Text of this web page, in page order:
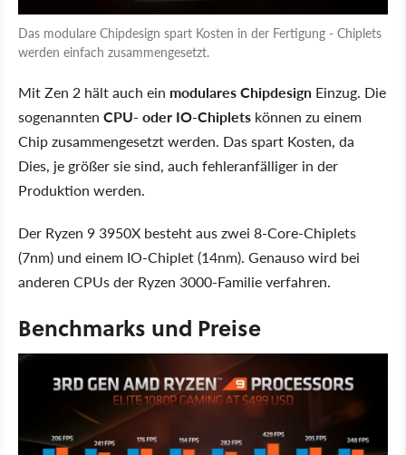
Das modulare Chipdesign spart Kosten in der Fertigung - Chiplets
werden einfach zusammengesetzt.
Mit Zen 2 hält auch ein modulares Chipdesign Einzug. Die
sogenannten CPU- oder IO-Chiplets können zu einem
Chip zusammengesetzt werden. Das spart Kosten, da
Dies, je größer sie sind, auch fehleranfälliger in der
Produktion werden.
Der Ryzen 9 3950X besteht aus zwei 8-Core-Chiplets
(7nm) und einem IO-Chiplet (14nm). Genauso wird bei
anderen CPUs der Ryzen 3000-Familie verfahren.
Benchmarks und Preise